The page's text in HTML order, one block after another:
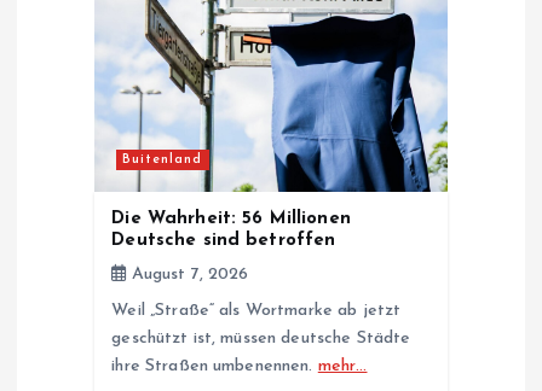
Buitenland
Die Wahrheit: 56 Millionen
Deutsche sind betroffen
August 7, 2026
Weil „Straße“ als Wortmarke ab jetzt
geschützt ist, müssen deutsche Städte
ihre Straßen umbenennen. mehr…